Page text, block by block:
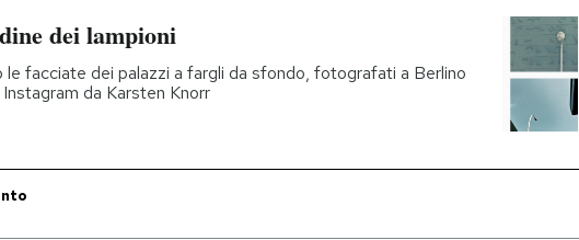
dei lampioni
le facciate dei palazzi a fargli da sfondo, fotografati a Berlino
da Karsten Knorr